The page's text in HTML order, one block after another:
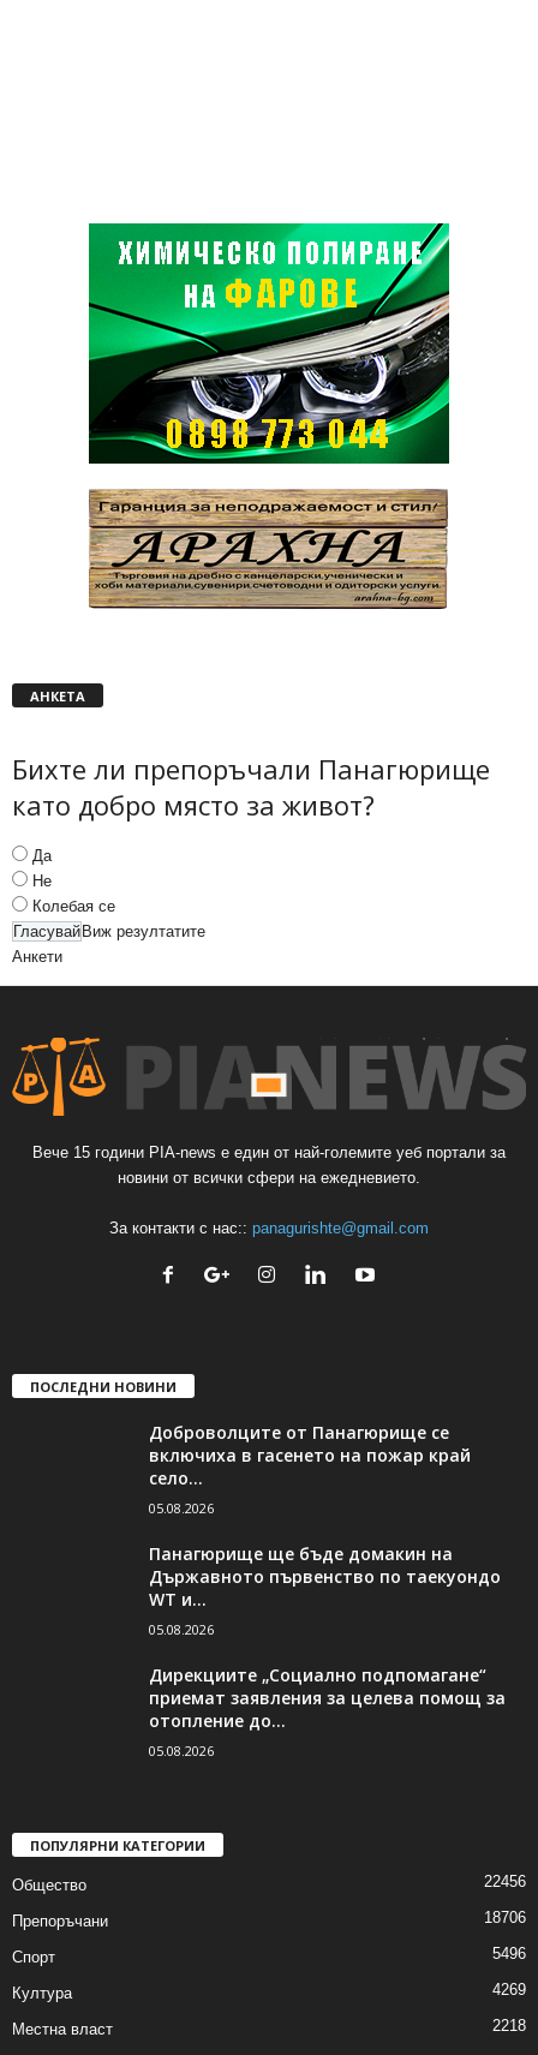
АНКЕТА
Бихте ли препоръчали Панагюрище
като добро място за живот?
Да
Не
Колебая се
Виж резултатите
Анкети
Вече 15 години PIA-news е един от най-големите уеб портали за
новини от всички сфери на ежедневието.
За контакти с нас:: panagurishte@gmail.com
ПОСЛЕДНИ НОВИНИ
Доброволците от Панагюрище се
включиха в гасенето на пожар край
село...
05.08.2026
Панагюрище ще бъде домакин на
Държавното първенство по таекуондо
WT и...
05.08.2026
Дирекциите „Социално подпомагане“
приемат заявления за целева помощ за
отопление до...
05.08.2026
ПОПУЛЯРНИ КАТЕГОРИИ
Общество 22456
Препоръчани 18706
Спорт 5496
Култура 4269
Местна власт
2218